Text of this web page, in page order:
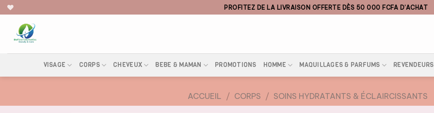
Skip
to
content
PROFITEZ DE LA LIVRAISON OFFERTE DÈS 50 000 FCFA D’ACHAT
VISAGE CORPS CHEVEUX BEBE & MAMAN PROMOTIONS HOMME MAQUILLAGES & PARFUMS REVENDEURS
ACCUEIL / CORPS / SOINS HYDRATANTS & ÉCLAIRCISSANTS